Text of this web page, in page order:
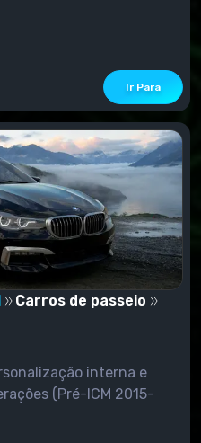
Ir Para
Carros de passeio
interna e
(Pré-ICM 2015-